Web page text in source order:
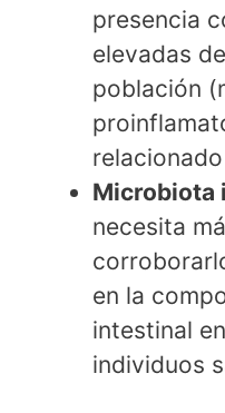
presencia
elevadas
población
Microbiota
necesita
en la
intestinal
individuos